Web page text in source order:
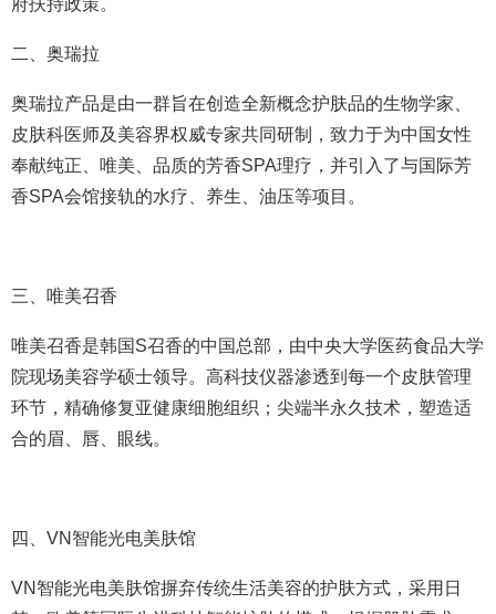
府扶持政策。
二、奥瑞拉
奥瑞拉产品是由一群旨在创造全新概念护肤品的生物学家、
皮肤科医师及美容界权威专家共同研制，致力于为中国女性
奉献纯正、唯美、品质的芳香SPA理疗，并引入了与国际芳
香SPA会馆接轨的水疗、养生、油压等项目。
三、唯美召香
唯美召香是韩国S召香的中国总部，由中央大学医药食品大学
院现场美容学硕士领导。高科技仪器渗透到每一个皮肤管理
环节，精确修复亚健康细胞组织；尖端半永久技术，塑造适
合的眉、唇、眼线。
四、VN智能光电美肤馆
VN智能光电美肤馆摒弃传统生活美容的护肤方式，采用日